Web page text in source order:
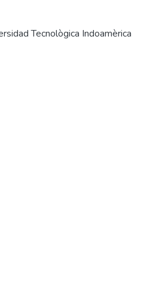
Tecnològica Indoamèrica